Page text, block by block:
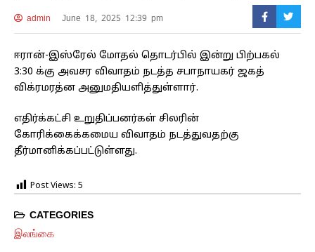
admin June 18, 2025 12:39 pm
ஈரான்-இஸ்ரேல் மோதல் தொடர்பில் இன்று பிற்பகல்
3:30 க்கு அவசர விவாதம் நடத்த சபாநாயகர் ஜகத்
விக்ரமரத்ன அனுமதியளித்துள்ளார்.
எதிர்க்கட்சி உறுதிப்பனர்கள் சிலரின்
கோரிக்கைக்கமைய விவாதம் நடத்துவதற்கு
தீர்மானிக்கப்பட்டுள்ளது.
Post Views: 5
CATEGORIES
இலங்கை